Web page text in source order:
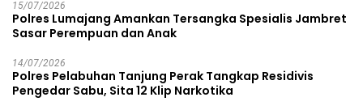
15/07/2026
Polres Lumajang Amankan Tersangka Spesialis Jambret
Sasar Perempuan dan Anak
14/07/2026
Polres Pelabuhan Tanjung Perak Tangkap Residivis
Pengedar Sabu, Sita 12 Klip Narkotika